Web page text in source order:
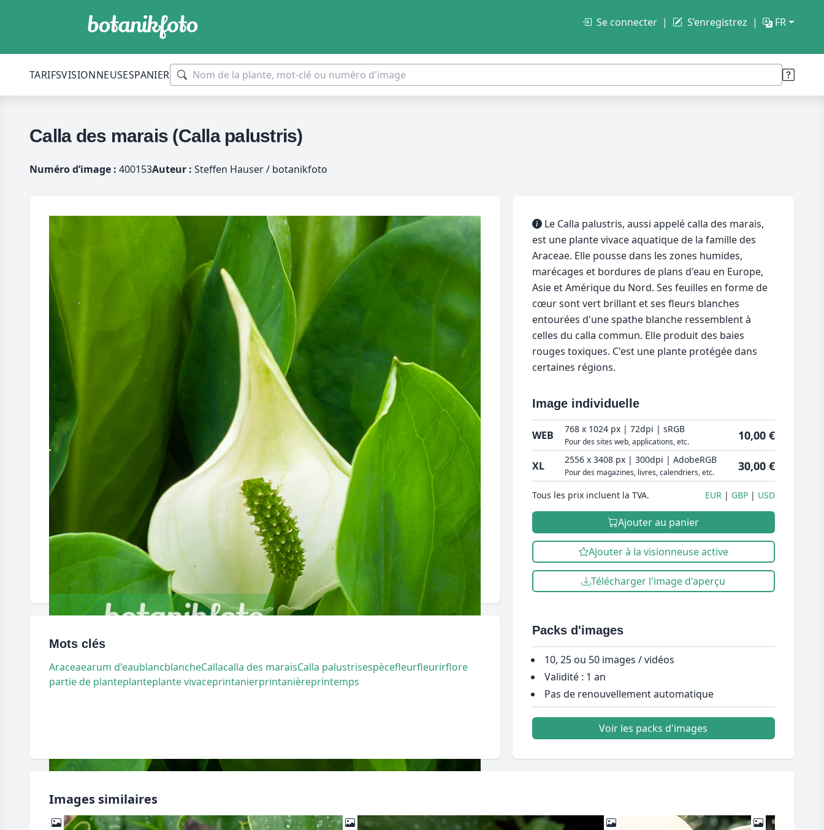
Se connecter S’enregistrez FR
TARIFSVISIONNEUSESPANIER
Calla des marais (Calla palustris)
Numéro d’image : 400153Auteur : Steffen Hauser / botanikfoto
Mots clés
Araceaearum d'eaublancblancheCallacalla des maraisCalla palustrisespècefleurfleurirflore
partie de planteplanteplante vivaceprintanierprintanièreprintemps
Le Calla palustris, aussi appelé calla des marais,
est une plante vivace aquatique de la famille des
Araceae. Elle pousse dans les zones humides,
marécages et bordures de plans d'eau en Europe,
Asie et Amérique du Nord. Ses feuilles en forme de
cœur sont vert brillant et ses fleurs blanches
entourées d'une spathe blanche ressemblent à
celles du calla commun. Elle produit des baies
rouges toxiques. C'est une plante protégée dans
certaines régions.
Image individuelle
WEB 768 x 1024 px | 72dpi | sRGB
Pour des sites web, applications, etc. 10,00 €
XL 2556 x 3408 px | 300dpi | AdobeRGB
Pour des magazines, livres, calendriers, etc. 30,00 €
Tous les prix incluent la TVA. EUR GBP USD
Ajouter au panier
Ajouter à la visionneuse active
Télécharger l'image d'aperçu
Packs d'images
10, 25 ou 50 images / vidéos
Validité : 1 an
Pas de renouvellement automatique
Voir les packs d'images
Images similaires